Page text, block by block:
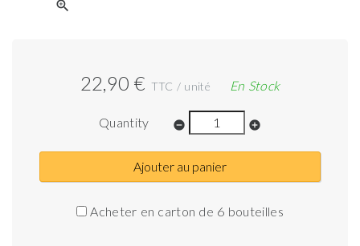
zoom_in
22,90 € TTC / unité En Stock
Quantity remove_circle add_circle
Ajouter au panier
Acheter en carton de 6 bouteilles